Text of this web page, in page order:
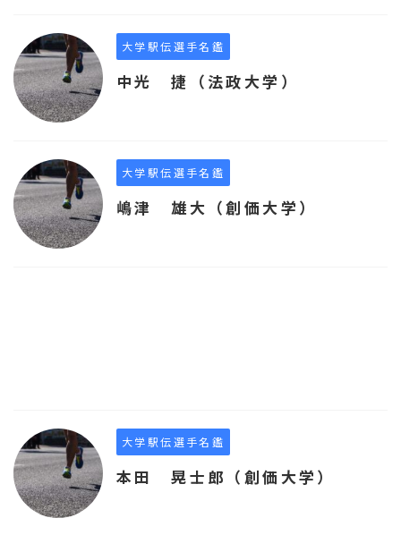
大学駅伝選手名鑑
中光 捷（法政大学）
大学駅伝選手名鑑
嶋津 雄大（創価大学）
大学駅伝選手名鑑
本田 晃士郎（創価大学）